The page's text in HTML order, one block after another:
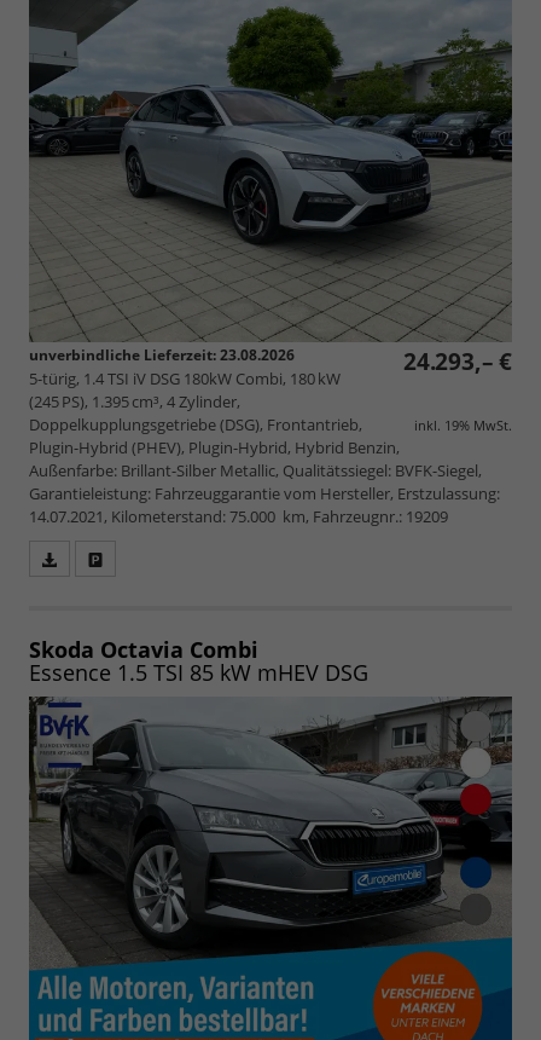
24.293,– €
inkl. 19% MwSt.
unverbindliche Lieferzeit:23.08.2026
5-türig, 1.4 TSI iV DSG 180kW Combi, 180 kW
(245 PS), 1.395 cm³, 4 Zylinder,
Doppelkupplungsgetriebe (DSG), Frontantrieb,
Plugin-Hybrid (PHEV), Plugin-Hybrid, Hybrid Benzin,
Außenfarbe: Brillant-Silber Metallic, Qualitätssiegel: BVFK-Siegel,
Garantieleistung: Fahrzeuggarantie vom Hersteller, Erstzulassung:
14.07.2021, Kilometerstand: 75.000 km, Fahrzeugnr.: 19209
speichern/drucken
Skoda Octavia Combi
Essence 1.5 TSI 85 kW mHEV DSG